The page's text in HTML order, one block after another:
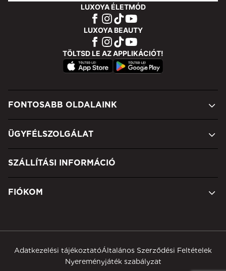
LUXOYA ÉLETMÓD
LUXOYA BEAUTY
TÖLTSD LE AZ APPLIKÁCIÓT!
FONTOSABB OLDALAINK
ÜGYFÉLSZOLGÁLAT
SZÁLLÍTÁSI INFORMÁCIÓ
FIÓKOM
Adatkezelési tájékoztatóÁltalános Szerződési Feltételek
Nyereményjáték szabályzat